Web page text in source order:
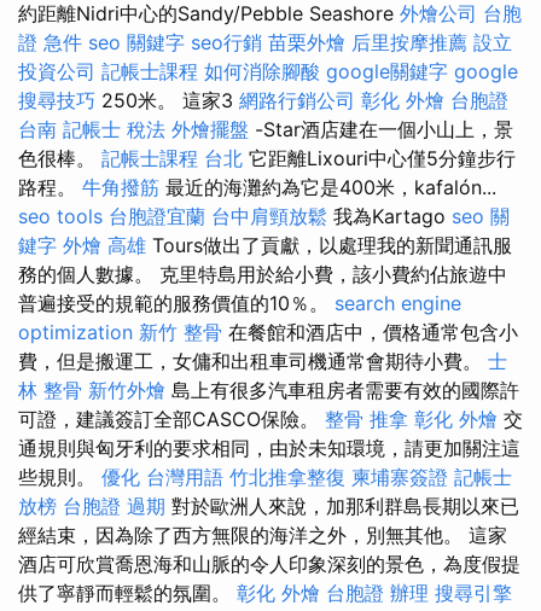
約距離Nidri中心的Sandy/Pebble Seashore 外燴公司 台胞
證 急件 seo 關鍵字 seo行銷 苗栗外燴 后里按摩推薦 設立
投資公司 記帳士課程 如何消除腳酸 google關鍵字 google
搜尋技巧 250米。 這家3 網路行銷公司 彰化 外燴 台胞證
台南 記帳士 稅法 外燴擺盤 -Star酒店建在一個小山上，景
色很棒。 記帳士課程 台北 它距離Lixouri中心僅5分鐘步行
路程。 牛角撥筋 最近的海灘約為它是400米，kafalón...
seo tools 台胞證宜蘭 台中肩頸放鬆 我為Kartago seo 關
鍵字 外燴 高雄 Tours做出了貢獻，以處理我的新聞通訊服
務的個人數據。 克里特島用於給小費，該小費約佔旅遊中
普遍接受的規範的服務價值的10％。 search engine
optimization 新竹 整骨 在餐館和酒店中，價格通常包含小
費，但是搬運工，女傭和出租車司機通常會期待小費。 士
林 整骨 新竹外燴 島上有很多汽車租房者需要有效的國際許
可證，建議簽訂全部CASCO保險。 整骨 推拿 彰化 外燴 交
通規則與匈牙利的要求相同，由於未知環境，請更加關注這
些規則。 優化 台灣用語 竹北推拿整復 柬埔寨簽證 記帳士
放榜 台胞證 過期 對於歐洲人來說，加那利群島長期以來已
經結束，因為除了西方無限的海洋之外，別無其他。 這家
酒店可欣賞喬恩海和山脈的令人印象深刻的景色，為度假提
供了寧靜而輕鬆的氛圍。 彰化 外燴 台胞證 辦理 搜尋引擎